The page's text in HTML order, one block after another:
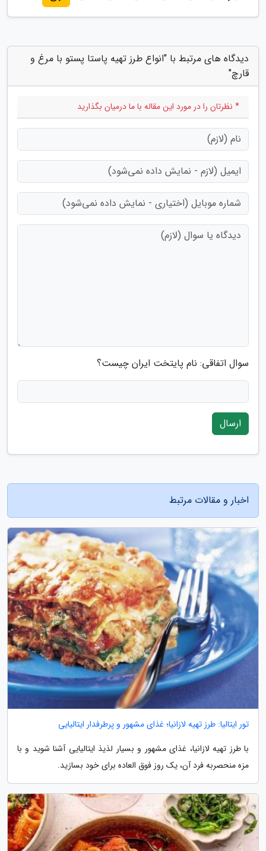
دیدگاه های مرتبط با "انواع طرز تهیه پاستا پستو با مرغ و
قارچ"
* نظرتان را در مورد این مقاله با ما درمیان بگذارید
سوال اتفاقی: نام پایتخت ایران چیست؟
ارسال
اخبار و مقالات مرتبط
تور ایتالیا: طرز تهیه لازانیا؛ غذای مشهور و پرطرفدار ایتالیایی
با طرز تهیه لازانیا، غذای مشهور و بسیار لذیذ ایتالیایی آشنا شوید و با
مزه منحصربه فرد آن، یک روز فوق العاده برای خود بسازید.